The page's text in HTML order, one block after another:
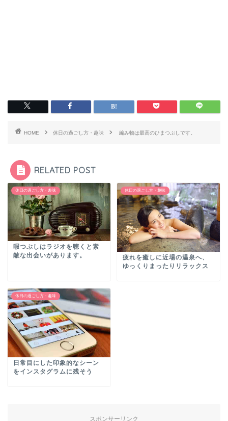
HOME 休日の過ごし方・趣味 編み物は最高のひまつぶしです。
RELATED POST
休日の過ごし方・趣味
暇つぶしはラジオを聴くと素
敵な出会いがあります。
休日の過ごし方・趣味
疲れを癒しに近場の温泉へ、
ゆっくりまったりリラックス
休日の過ごし方・趣味
日常目にした印象的なシーン
をインスタグラムに残そう
スポンサーリンク